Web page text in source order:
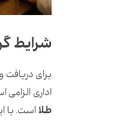
شرایط
برای
اداری
طلا است. با